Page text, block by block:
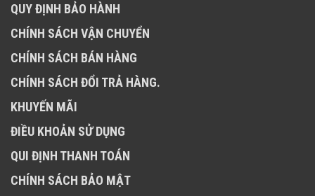
QUY ĐỊNH BẢO HÀNH
CHÍNH SÁCH VẬN CHUYỂN
CHÍNH SÁCH BÁN HÀNG
CHÍNH SÁCH ĐỔI TRẢ HÀNG.
KHUYẾN MÃI
ĐIỀU KHOẢN SỬ DỤNG
QUI ĐỊNH THANH TOÁN
CHÍNH SÁCH BẢO MẬT